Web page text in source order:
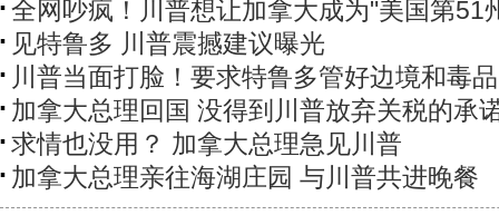
全网吵疯！川普想让加拿大成为"美国第51
见特鲁多 川普震撼建议曝光
川普当面打脸！要求特鲁多管好边境和毒品
加拿大总理回国 没得到川普放弃关税的承
求情也没用？ 加拿大总理急见川普
加拿大总理亲往海湖庄园 与川普共进晚餐